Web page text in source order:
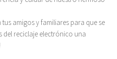
amigos y familiares para que se
del reciclaje electrónico una